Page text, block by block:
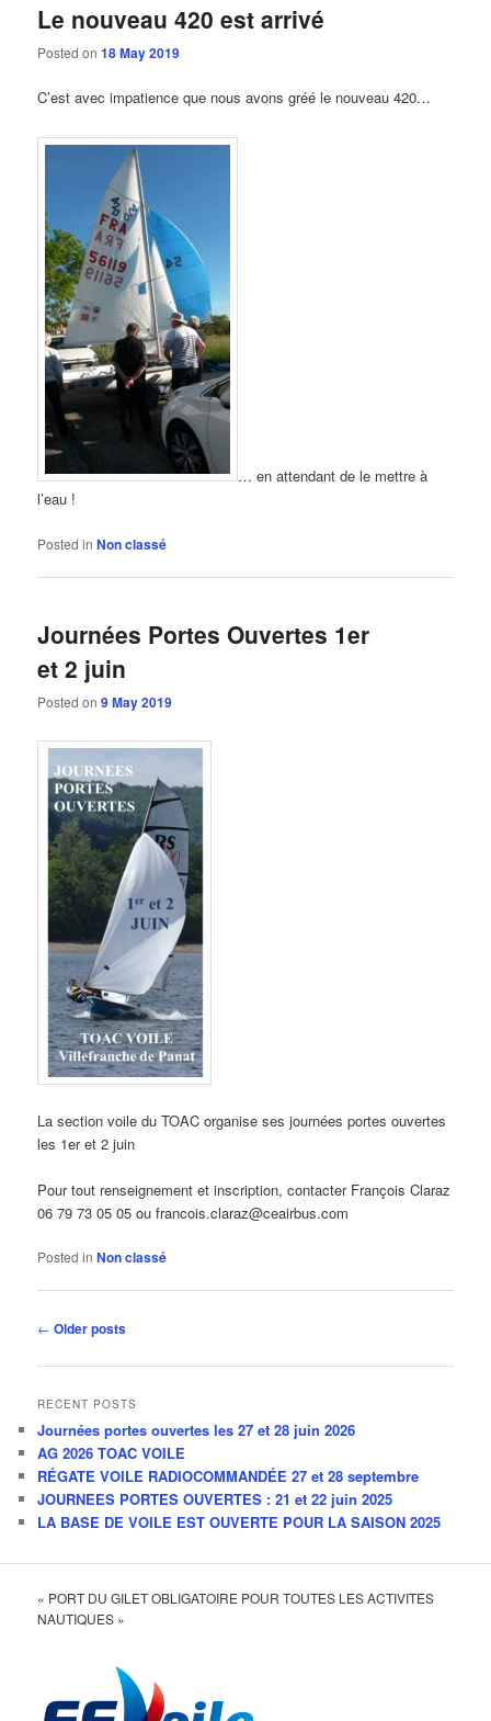
Le nouveau 420 est arrivé
Posted on18 May 2019
C’est avec impatience que nous avons gréé le nouveau 420…
… en attendant de le mettre à
l’eau !
Posted in Non classé
Journées Portes Ouvertes 1er
et 2 juin
Posted on9 May 2019
La section voile du TOAC organise ses journées portes ouvertes
les 1er et 2 juin
Pour tout renseignement et inscription, contacter François Claraz
06 79 73 05 05 ou francois.claraz@ceairbus.com
Posted in Non classé
Post
← Older posts
RECENT POSTS
Journées portes ouvertes les 27 et 28 juin 2026
AG 2026 TOAC VOILE
RÉGATE VOILE RADIOCOMMANDÉE 27 et 28 septembre
JOURNEES PORTES OUVERTES : 21 et 22 juin 2025
LA BASE DE VOILE EST OUVERTE POUR LA SAISON 2025
« PORT DU GILET OBLIGATOIRE POUR TOUTES LES ACTIVITES
NAUTIQUES »